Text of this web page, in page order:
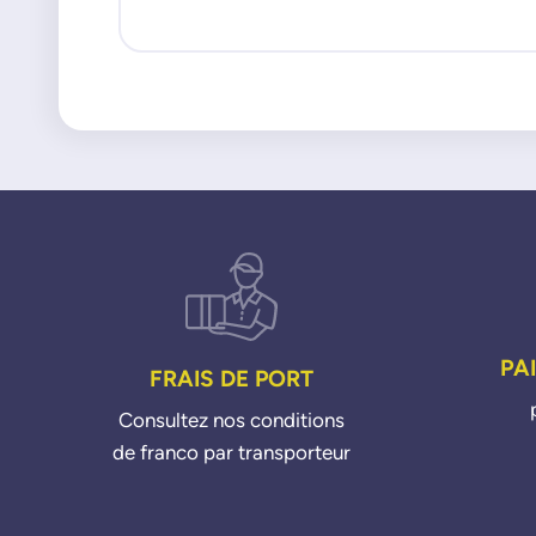
FRAIS DE PORT
Consultez nos conditions
de franco par transporteur